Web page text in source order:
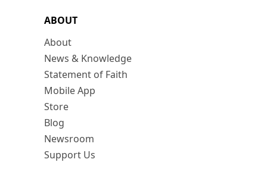
ABOUT
About
News & Knowledge
Statement of Faith
Mobile App
Store
Blog
Newsroom
Support Us